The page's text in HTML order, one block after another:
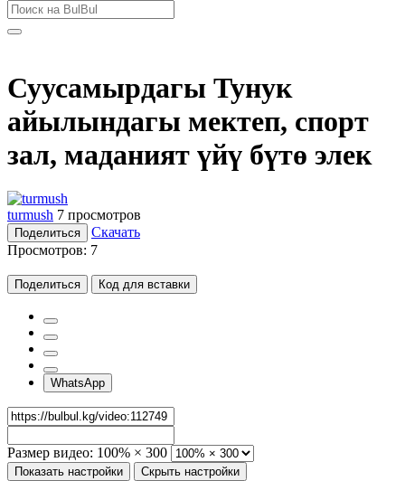
Суусамырдагы Тунук
айылындагы мектеп, спорт
зал, маданият үйү бүтө элек
turmush 7 просмотров
Поделиться
Скачать
Просмотров: 7
Поделиться Код для вставки
WhatsApp
Размер видео: 100% × 300
Показать настройки Скрыть настройки